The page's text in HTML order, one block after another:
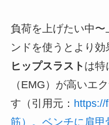
負荷を上げたい中
ンドを使うとより効
ヒップスラスト は特
（EMG）が高いエ
す（引用元： https://
筋）。ベンチに肩